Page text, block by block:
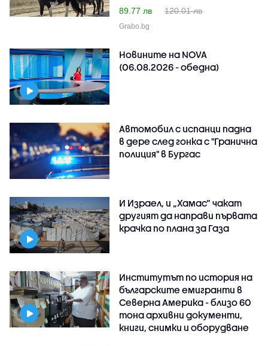
89.77 лв 120.01 лв
Grabo.bg
Новините на NOVA
(06.08.2026 - обедна)
Автомобил с испанци падна
в дере след гонка с "Гранична
полиция" в Бургас
И Израел, и „Хамас“ чакат
другият да направи първата
крачка по плана за Газа
Институтът по история на
българските емигранти в
Северна Америка - близо 60
тона архивни документи,
книги, снимки и оборудване